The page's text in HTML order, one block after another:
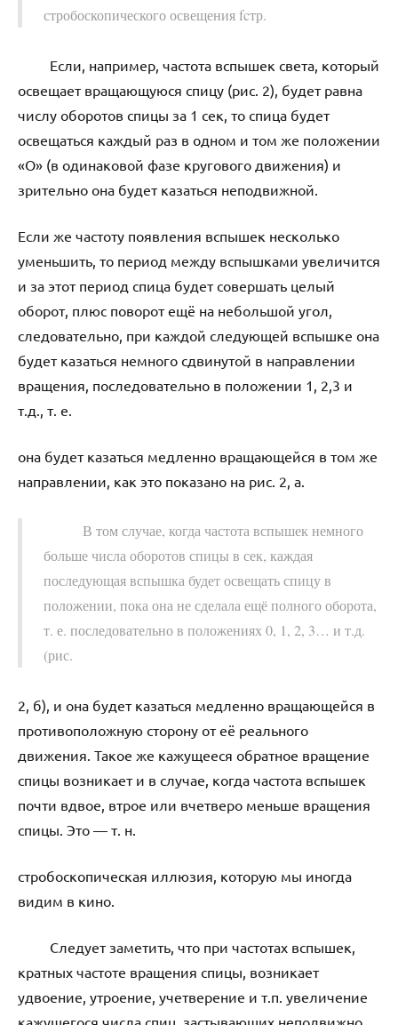
стробоскопического освещения fcтр.
Если, например, частота вспышек света, который
освещает вращающуюся спицу (рис. 2), будет равна
числу оборотов спицы за 1 сек, то спица будет
освещаться каждый раз в одном и том же положении
«О» (в одинаковой фазе кругового движения) и
зрительно она будет казаться неподвижной.
Если же частоту появления вспышек несколько
уменьшить, то период между вспышками увеличится
и за этот период спица будет совершать целый
оборот, плюс поворот ещё на небольшой угол,
следовательно, при каждой следующей вспышке она
будет казаться немного сдвинутой в направлении
вращения, последовательно в положении 1, 2,3 и
т.д., т. е.
она будет казаться медленно вращающейся в том же
направлении, как это показано на рис. 2, а.
В том случае, когда частота вспышек немного
больше числа оборотов спицы в сек, каждая
последующая вспышка будет освещать спицу в
положении, пока она не сделала ещё полного оборота,
т. е. последовательно в положениях 0, 1, 2, 3… и т.д.
(рис.
2, б), и она будет казаться медленно вращающейся в
противоположную сторону от её реального
движения. Такое же кажущееся обратное вращение
спицы возникает и в случае, когда частота вспышек
почти вдвое, втрое или вчетверо меньше вращения
спицы. Это — т. н.
стробоскопическая иллюзия, которую мы иногда
видим в кино.
Следует заметить, что при частотах вспышек,
кратных частоте вращения спицы, возникает
удвоение, утроение, учетверение и т.п. увеличение
кажущегося числа спиц, застывающих неподвижно